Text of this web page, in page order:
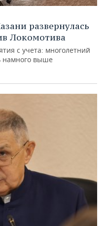
развернулась
Локомотива
с учета: многолетний
намного выше